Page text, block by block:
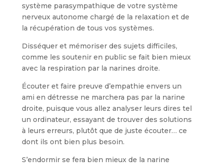
système parasympathique de votre système
nerveux autonome chargé de la relaxation et de
la récupération de tous vos systèmes.
Disséquer et mémoriser des sujets difficiles,
comme les soutenir en public se fait bien mieux
avec la respiration par la narines droite.
Écouter et faire preuve d’empathie envers un
ami en détresse ne marchera pas par la narine
droite, puisque vous allez analyser leurs dires tel
un ordinateur, essayant de trouver des solutions
à leurs erreurs, plutôt que de juste écouter… ce
dont ils ont bien plus besoin.
S’endormir se fera bien mieux de la narine